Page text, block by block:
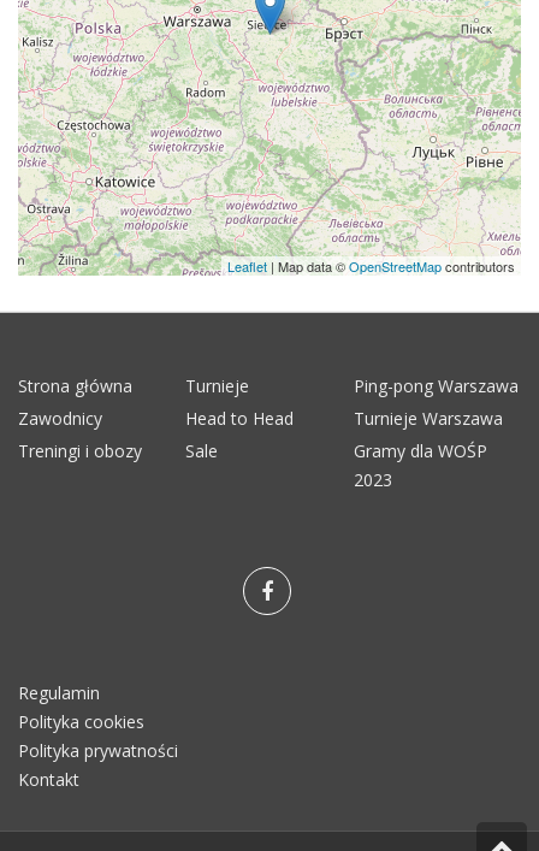
Leaflet | Map data ©OpenStreetMapcontributors
Strona główna Turnieje
Ping-pong Warszawa
Zawodnicy
Head to Head
Turnieje Warszawa
Treningi i obozy
Sale
Gramy dla WOŚP
2023
Regulamin
Polityka cookies
Polityka prywatności
Kontakt